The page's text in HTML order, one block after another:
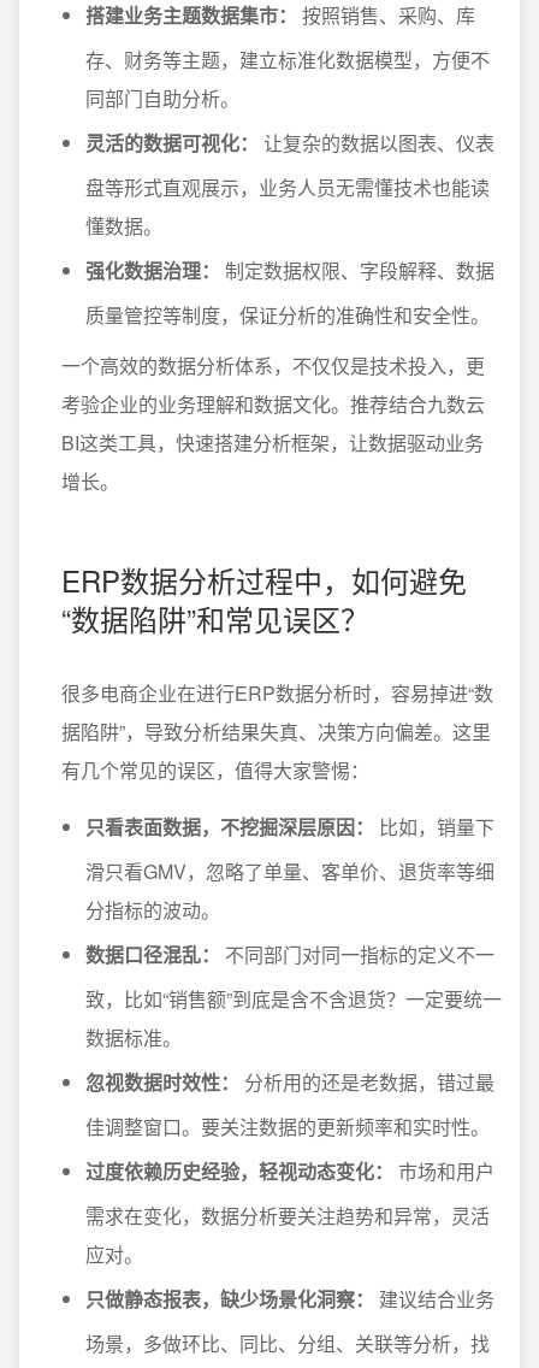
搭建业务主题数据集市：
按照销售、采购、库
存、财务等主题，建立标准化数据模型，方便不
同部门自助分析。
灵活的数据可视化：
让复杂的数据以图表、仪表
盘等形式直观展示，业务人员无需懂技术也能读
懂数据。
强化数据治理：
制定数据权限、字段解释、数据
质量管控等制度，保证分析的准确性和安全性。
一个高效的数据分析体系，不仅仅是技术投入，更
考验企业的业务理解和数据文化。推荐结合九数云
BI这类工具，快速搭建分析框架，让数据驱动业务
增长。
ERP数据分析过程中，如何避免
“数据陷阱”和常见误区？
很多电商企业在进行ERP数据分析时，容易掉进“数
据陷阱”，导致分析结果失真、决策方向偏差。这里
有几个常见的误区，值得大家警惕：
只看表面数据，不挖掘深层原因：
比如，销量下
滑只看GMV，忽略了单量、客单价、退货率等细
分指标的波动。
数据口径混乱：
不同部门对同一指标的定义不一
致，比如“销售额”到底是含不含退货？一定要统一
数据标准。
忽视数据时效性：
分析用的还是老数据，错过最
佳调整窗口。要关注数据的更新频率和实时性。
过度依赖历史经验，轻视动态变化：
市场和用户
需求在变化，数据分析要关注趋势和异常，灵活
应对。
只做静态报表，缺少场景化洞察：
建议结合业务
场景，多做环比、同比、分组、关联等分析，找